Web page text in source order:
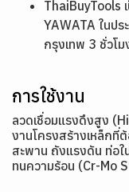
ThaiBuyTools
YAWATA ในป
กรุงเทพ 3 ชั่วโ
การใช้งาน
ลวดเชื่อมแรงดึงสูง
งานโครงสร้างเหล็กที่
สะพาน ถังแรงดัน ท่อใ
ทนความร้อน (Cr-Mo